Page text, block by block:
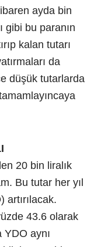
ayda bin
gibi bu paranın
kalan tutarı
da
düşük tutarlarda
20 bin liralık
Bu tutar her yıl
artırılacak.
43.6 olarak
aynı